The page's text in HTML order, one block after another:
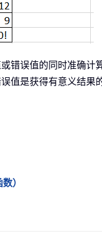
错误值的同时准确
是获得有意义结果
）